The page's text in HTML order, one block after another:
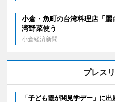
小倉・魚町の台湾料理店「
湾野菜使う
小倉経済新聞
プレス
「子ども霞が関見学デー」に